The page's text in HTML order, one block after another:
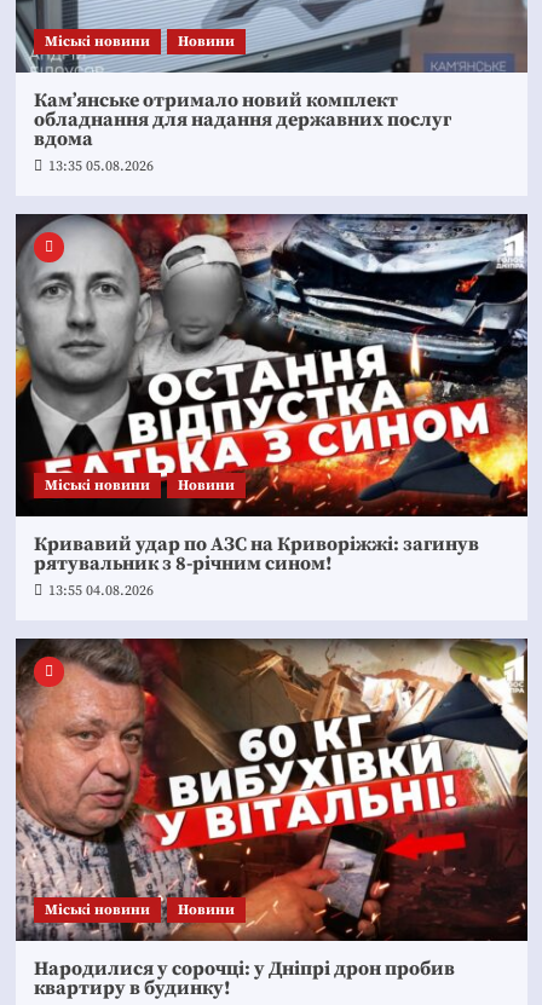
Mіські новини Новини
Кам’янське отримало новий комплект
обладнання для надання державних послуг
вдома
13:35 05.08.2026
Mіські новини Новини
Кривавий удар по АЗС на Криворіжжі: загинув
рятувальник з 8-річним сином!
13:55 04.08.2026
Mіські новини Новини
Народилися у сорочці: у Дніпрі дрон пробив
квартиру в будинку!